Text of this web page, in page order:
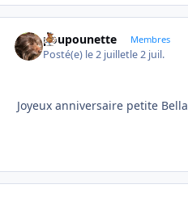
poupounette Membres
Posté(e) le 2 juilletle 2 juil.
Joyeux anniversaire petite Bella